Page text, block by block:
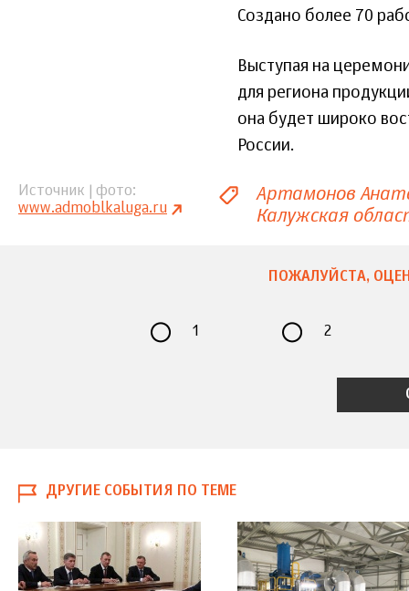
Создано более 70
Выступая на
для региона
она будет широко
России.
Источник | фото
www.admoblkaluga.ru
Артамонов
Калужская
ПОЖАЛУЙСТА,
1 2
ДРУГИЕ СОБЫТИЯ ПО ТЕМЕ